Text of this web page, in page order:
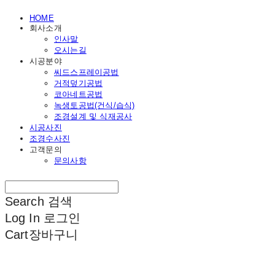
HOME
회사소개
인사말
오시는길
시공분야
씨드스프레이공법
거적덮기공법
코아네트공법
녹생토공법(건식/습식)
조경설계 및 식재공사
시공사진
조경수사진
고객문의
문의사항
Search 검색
Log In 로그인
Cart장바구니